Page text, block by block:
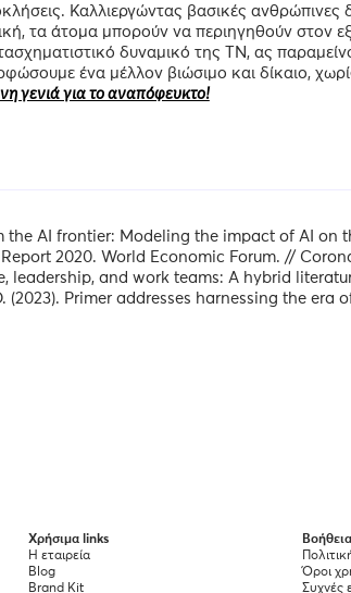
Καλλιεργώντας βασικές ανθρώπινες
τα άτομα μπορούν να περιηγηθούν στον
δυναμικό της ΤΝ, ας
ένα μέλλον βιώσιμο και δίκαιο,
γενιά για το αναπόφευκτο!
the AI frontier: Modeling the impact of AI on
2020. World Economic Forum. //
leadership, and work teams: A hybrid
(2023). Primer addresses harnessing the
Χρήσιμα links
Η εταιρεία
Blog
Brand Kit
Όροι
Συχνές